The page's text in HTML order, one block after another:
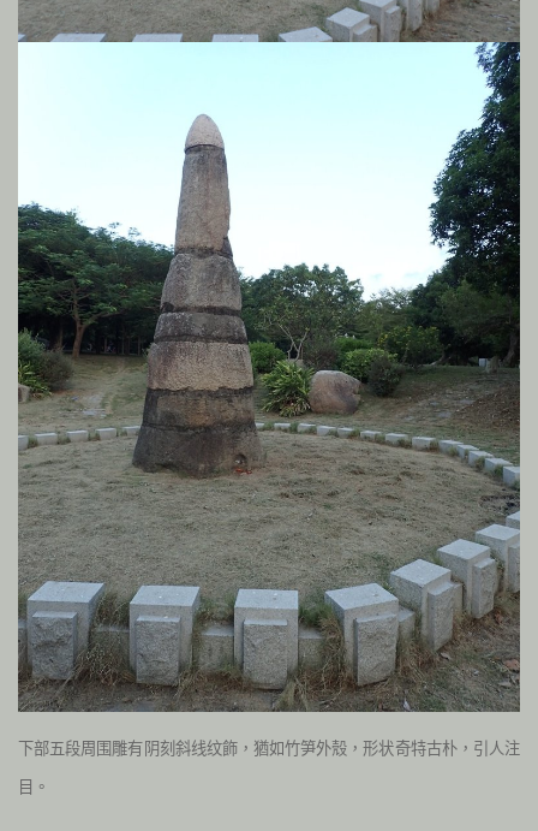
下部五段周围雕有阴刻斜线纹飾，猶如竹笋外殼，形状奇特古朴，引人注
目。